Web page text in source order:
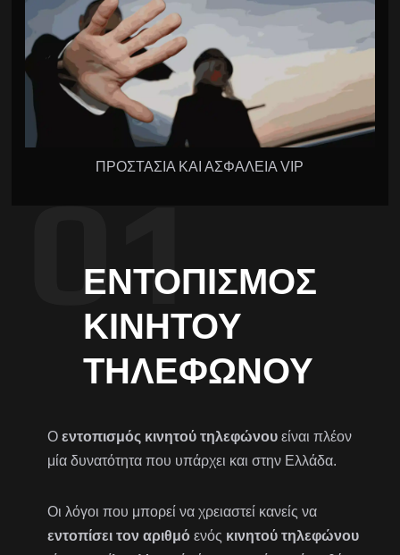
ΠΡΟΣΤΑΣΙΑ ΚΑΙ ΑΣΦΑΛΕΙΑ VIP
ΕΝΤΟΠΙΣΜΌΣ
ΚΙΝΗΤΟΎ
ΤΗΛΕΦΏΝΟΥ
Οεντοπισμός κινητού τηλεφώνου είναι πλέον
μία δυνατότητα που υπάρχει και στην Ελλάδα.
Οι λόγοι που μπορεί να χρειαστεί κανείς να
εντοπίσει τον αριθμό ενός κινητού τηλεφώνου